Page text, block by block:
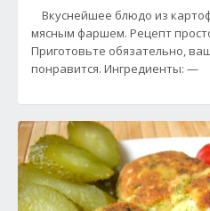
Вкуснейшее блюдо из
мясным фаршем. Рецепт
Приготовьте обязательно,
понравится. Ингредиенты: —